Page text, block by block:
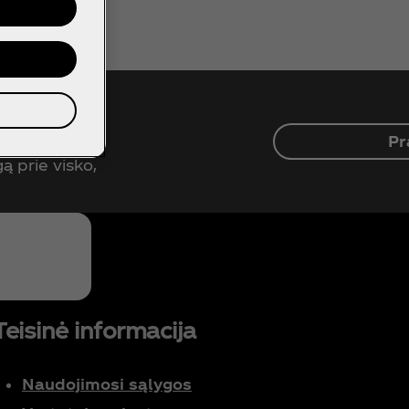
prie visko,
informacija
Naudojimosi sąlygos